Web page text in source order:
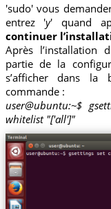
'sudo' vous
entrez 'y' quand
continuer
Après l’installation
partie de la
s’afficher dans la
commande :
user@ubuntu:~$
whitelist "['all']"